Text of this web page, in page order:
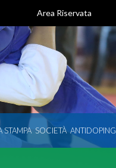
Area Riservata
STAMPA SOCIETÀ ANTIDOPING